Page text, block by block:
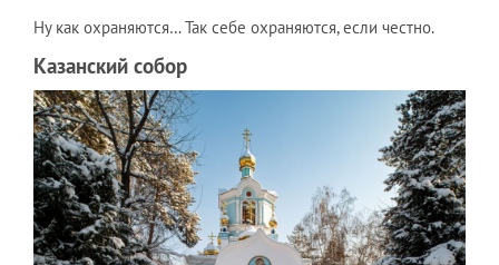
Ну как охраняются… Так себе охраняются, если честно.
Казанский собор